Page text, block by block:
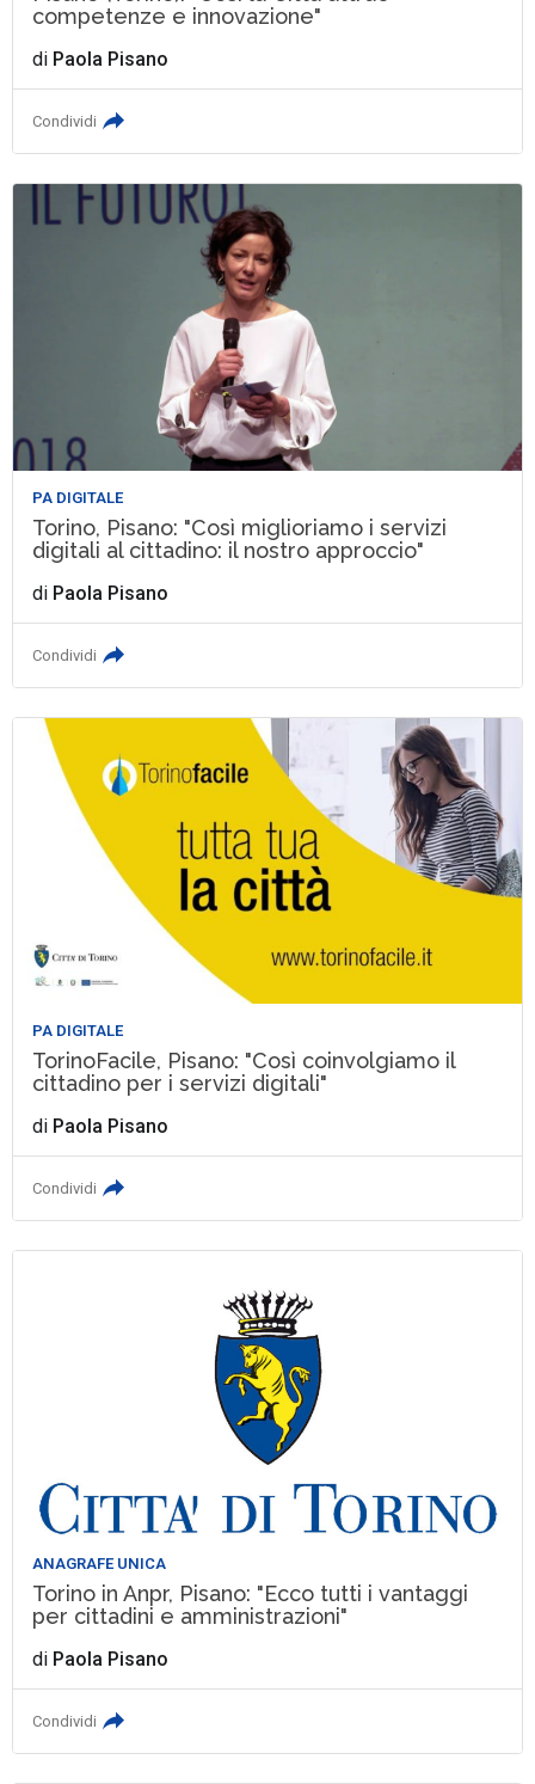
competenze e innovazione"
di Paola Pisano
Condividi
PA DIGITALE
Torino, Pisano: "Così miglioriamo i servizi
digitali al cittadino: il nostro approccio"
di Paola Pisano
Condividi
PA DIGITALE
TorinoFacile, Pisano: "Così coinvolgiamo il
cittadino per i servizi digitali"
di Paola Pisano
Condividi
ANAGRAFE UNICA
Torino in Anpr, Pisano: "Ecco tutti i vantaggi
per cittadini e amministrazioni"
di Paola Pisano
Condividi